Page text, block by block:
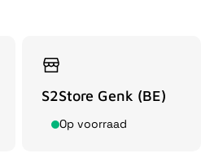
S2Store Genk (BE)
Op voorraad